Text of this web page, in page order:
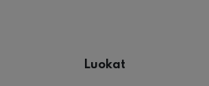
Luokat